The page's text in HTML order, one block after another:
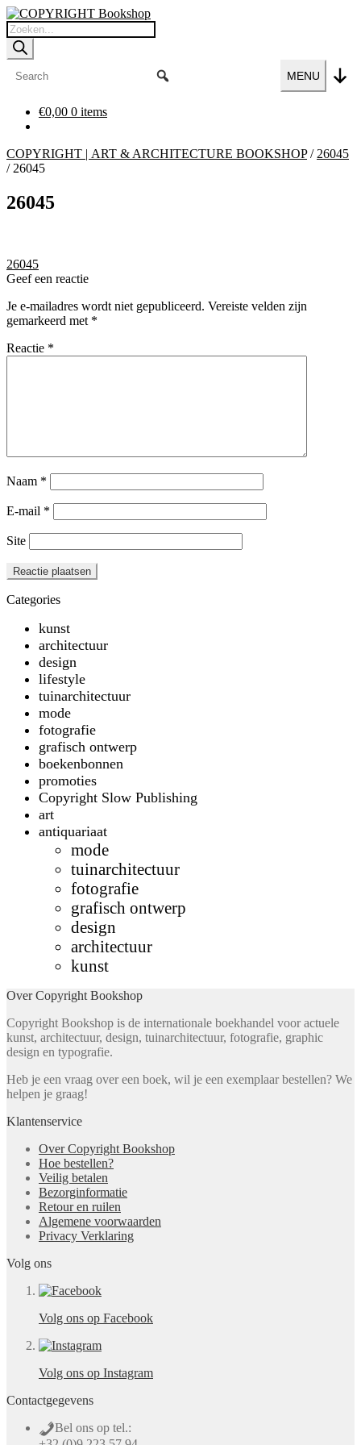
Ga
door
naar
navigatie
Ga
naar
de
inhoud
Producten
zoeken
MENU
€0,00 0 items
COPYRIGHT | ART & ARCHITECTURE BOOKSHOP/ 26045
/ 26045
26045
Bericht
navigatie
Vorig
bericht:
26045
Geef een reactie
Je e-mailadres wordt niet gepubliceerd. Vereiste velden zijn
gemarkeerd met *
Reactie *
Naam *
E-mail *
Site
Categories
kunst
architectuur
design
lifestyle
tuinarchitectuur
mode
fotografie
grafisch ontwerp
boekenbonnen
promoties
Copyright Slow Publishing
art
antiquariaat
mode
tuinarchitectuur
fotografie
grafisch ontwerp
design
architectuur
kunst
Over Copyright Bookshop
Copyright Bookshop is de internationale boekhandel voor actuele
kunst, architectuur, design, tuinarchitectuur, fotografie, graphic
design en typografie.
Heb je een vraag over een boek, wil je een exemplaar bestellen? We
helpen je graag!
Klantenservice
Over Copyright Bookshop
Hoe bestellen?
Veilig betalen
Bezorginformatie
Retour en ruilen
Algemene voorwaarden
Privacy Verklaring
Volg ons
Volg ons op Facebook
Volg ons op Instagram
Contactgegevens
Bel ons op tel.: